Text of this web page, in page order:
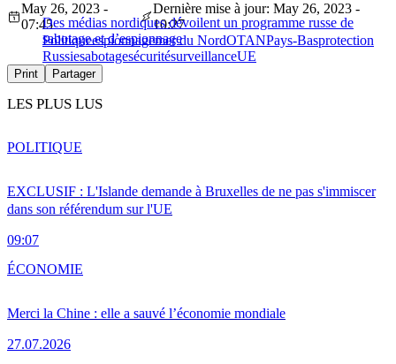
Des médias nordiques dévoilent un programme russe de
sabotage et d’espionnage
May 26, 2023 -
07:45
Dernière mise à jour: May 26, 2023 -
10:27
Politiqueespionnagemer du NordOTANPays-Basprotection
RussiesabotagesécuritésurveillanceUE
Print Partager
LES PLUS LUS
EXCLUSIF : L'Islande demande à Bruxelles de ne pas s'immiscer
dans son référendum sur l'UE
09:07
POLITIQUE
Merci la Chine : elle a sauvé l’économie mondiale
27.07.2026
ÉCONOMIE